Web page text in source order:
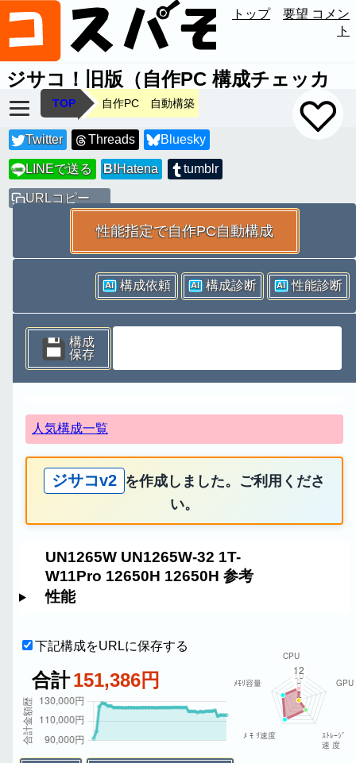
トップ
要望 コメン
ト
ジサコ！旧版（自作PC 構成チェッカ
ー）
Ver.1.992
TOP 自作PC 自動構築
Twitter Threads Bluesky
LINE LINEで送る B!Hatena tumblr
URLコピー
性能指定で自作PC自動構成
AI 構成依頼 AI 構成診断 AI 性能診断
構成
保存
人気構成一覧
ジサコv2 を作成しました。ご利用くださ
い。
UN1265W UN1265W-32 1T-
W11Pro 12650H 12650H 参考
性能
下記構成をURLに保存する
合計151,386円